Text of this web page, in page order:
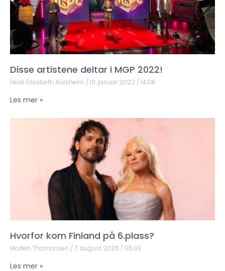
Disse artistene deltar i MGP 2022!
Heidi Elisabeth Aarsheim 10. januar 2022 14:08
Les mer »
Hvorfor kom Finland på 6.plass?
Morten Thomassen 7. august 2026 05:03
Les mer »